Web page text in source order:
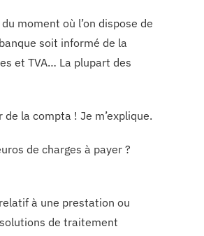
moment où l’on dispose de
soit informé de la
et TVA… La plupart des
la compta ! Je m’explique.
de charges à payer ?
à une prestation ou
de traitement